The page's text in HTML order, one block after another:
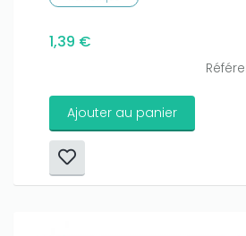
1,39 €
Ajouter au panier